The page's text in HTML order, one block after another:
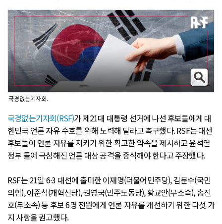
국경없는기자회.
국경없는기자회(RSF)가 제21대 대통령 선거에 나선 후보들에게 대
한민국 언론 자유 수호를 위해 노력해 달라고 촉구했다. RSF는 대선
후보들이 언론 자유를 지키기 위한 확고한 약속을 제시하고 윤석열
정부 들어 극심해진 언론 대상 공격을 종식해야 한다고 주장했다.
RSF는 21일 6·3 대선에 출마한 이재명(더불어민주당), 김문수(국민
의힘), 이준석(개혁신당), 권영국(민주노동당), 황교안(무소속), 송진
호(무소속) 등 후보 6명 전원에게 언론 자유를 개선하기 위한 다섯 가
지 사항을 권고했다.